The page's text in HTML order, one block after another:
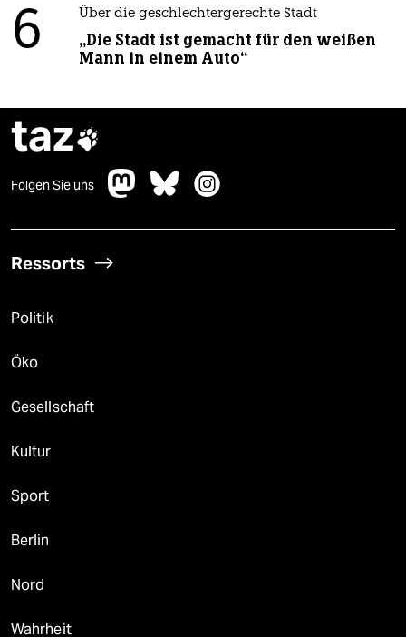
6 Über die geschlechtergerechte Stadt
„Die Stadt ist gemacht für den weißen
Mann in einem Auto“
taz
Folgen Sie uns
Ressorts
Politik
Öko
Gesellschaft
Kultur
Sport
Berlin
Nord
Wahrheit